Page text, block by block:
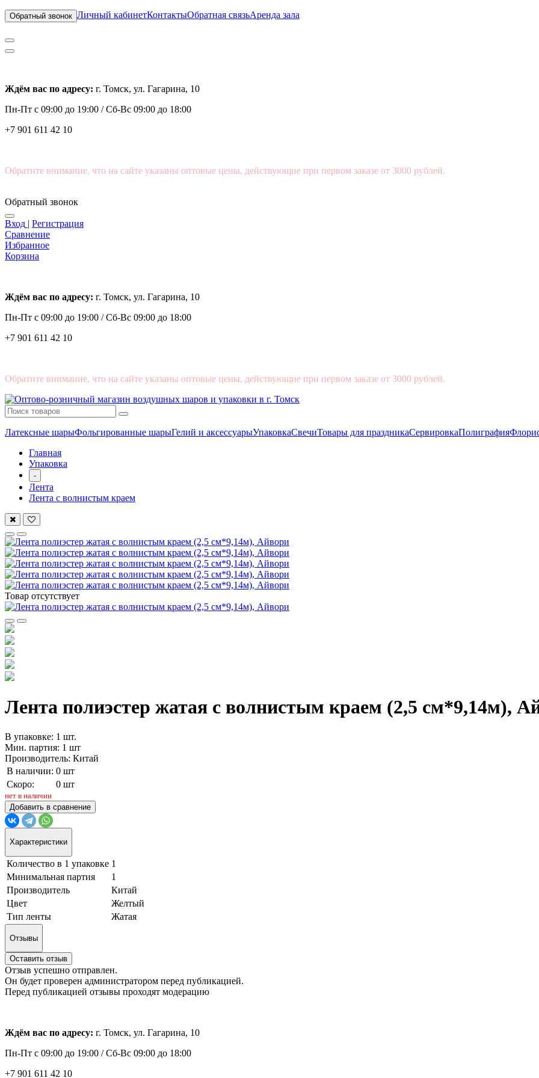
Обратный звонок Личный кабинетКонтактыОбратная связьАренда зала
Ждём вас по адресу: г. Томск, ул. Гагарина, 10
Пн-Пт с 09:00 до 19:00 /Сб-Вс 09:00 до 18:00
+7 901 611 42 10
Обратите внимание, что на сайте указаны оптовые цены, действующие при первом заказе от 3000 рублей.
Обратный звонок
Вход | Регистрация
Сравнение
Избранное
Корзина
Ждём вас по адресу: г. Томск, ул. Гагарина, 10
Пн-Пт с 09:00 до 19:00 /Сб-Вс 09:00 до 18:00
+7 901 611 42 10
Обратите внимание, что на сайте указаны оптовые цены, действующие при первом заказе от 3000 рублей.
Латексные шарыФольгированные шарыГелий и аксессуарыУпаковкаСвечиТовары для праздникаСервировкаПолиграфия
Главная
Упаковка
-
Лента
Лента с волнистым краем
Товар отсутствует
Лента полиэстер жатая с волнистым краем (2,5 см*9,14м),
В упаковке: 1 шт.
Мин. партия: 1 шт
Производитель: Китай
В наличии: 0 шт
Скоро:
0 шт
нет в наличии
Добавить в сравнение
Характеристики
Количество в 1 упаковке 1
Минимальная партия
1
Производитель
Китай
Цвет
Желтый
Тип ленты
Жатая
Отзывы
Оставить отзыв
Отзыв успешно отправлен.
Он будет проверен администратором перед публикацией.
Перед публикацией отзывы проходят модерацию
Ждём вас по адресу: г. Томск, ул. Гагарина, 10
Пн-Пт с 09:00 до 19:00 /Сб-Вс 09:00 до 18:00
+7 901 611 42 10